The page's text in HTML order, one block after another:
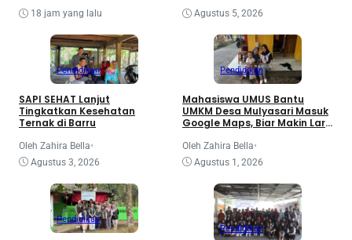
18 jam yang lalu
Agustus 5, 2026
Pendidikan
SAPI SEHAT Lanjut
Tingkatkan Kesehatan
Ternak di Barru
Oleh Zahira Bella•
Agustus 3, 2026
Pendidikan
Mahasiswa UMUS Bantu
UMKM Desa Mulyasari Masuk
Google Maps, Biar Makin Laris
Oleh Zahira Bella•
Agustus 1, 2026
Pendidikan
Pendidikan